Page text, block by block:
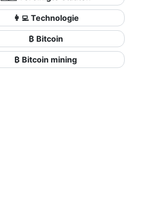
👩‍💻 Technologie
₿ Bitcoin
₿ Bitcoin mining